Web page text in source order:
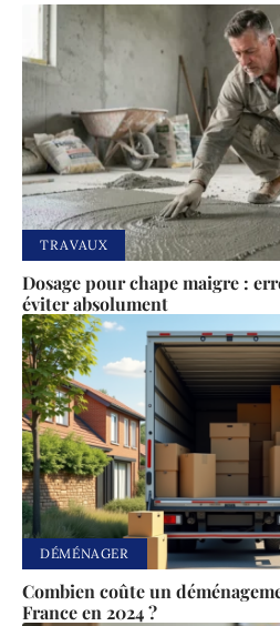
TRAVAUX
Dosage pour chape maigre :
éviter absolument
DÉMÉNAGER
Combien coûte un
France en 2024 ?